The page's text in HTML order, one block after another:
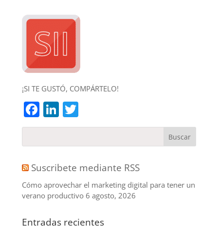
¡SI TE GUSTÓ, COMPÁRTELO!
Facebook
LinkedIn
Twitter
Suscribete mediante RSS
Cómo aprovechar el marketing digital para tener un
verano productivo 6 agosto, 2026
Entradas recientes